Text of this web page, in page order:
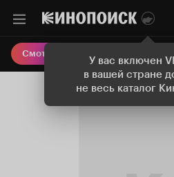
У вас включен
в вашей стране
не весь каталог
Смотреть кино